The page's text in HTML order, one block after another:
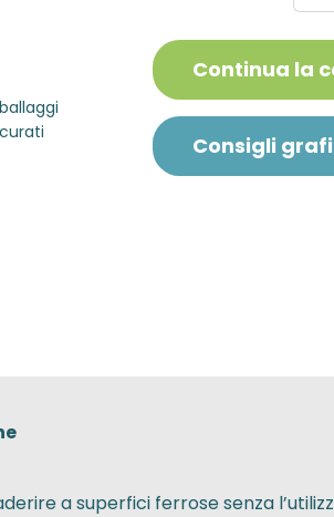
Continua la
Consigli
a superfici ferrose senza